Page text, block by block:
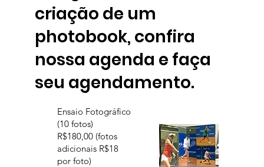
Ensaio Fotográfico
(10 fotos)
R$180,00 (fotos
adicionais R$18
por foto)
criação de um
photobook, confira
nossa agenda e faça
seu agendamento.